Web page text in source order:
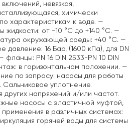
невязкая,
химически
характеристикам к воде. —
жидкости: от -10 °C до +140 °C. —
окружающей среды: +40 °C. —
давление: 16 Бар, (1600 кПа), для DN
фланцы: PN 16 DIN 2533-PN 10 DIN
в горизонтальном положении. —
по запросу: насосы для работы
Сальниковое уплотнение.
других напряжений и/или частот.
насосы с эластичной муфтой,
в различных системах:
горячей воды для системы